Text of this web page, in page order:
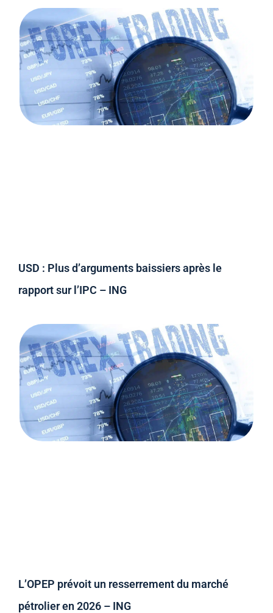
USD : Plus d’arguments baissiers après le
rapport sur l’IPC – ING
L’OPEP prévoit un resserrement du marché
pétrolier en 2026 – ING